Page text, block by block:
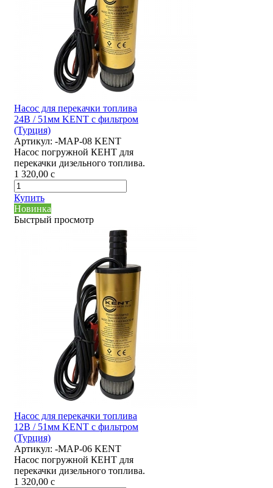
Насос для перекачки топлива
24В / 51мм KENT с фильтром
(Турция)
Артикул: -MAP-08 KENT
Насос погружной КЕНТ для
перекачки дизельного топлива.
1 320,00 c
Купить
Новинка
Быстрый просмотр
Насос для перекачки топлива
12В / 51мм KENT с фильтром
(Турция)
Артикул: -MAP-06 KENT
Насос погружной КЕНТ для
перекачки дизельного топлива.
1 320,00 c